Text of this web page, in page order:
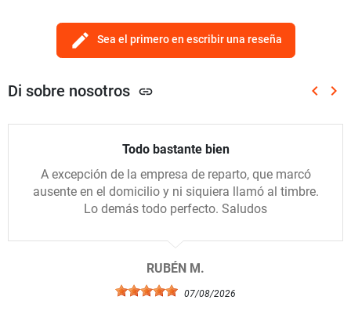
edit Sea el primero en escribir una reseña
Di sobre nosotros link keyboard_arrow_left keyboard_arrow_right
Todo bastante bien
A excepción de la empresa de reparto, que marcó
ausente en el domicilio y ni siquiera llamó al timbre.
Lo demás todo perfecto. Saludos
RUBÉN M.
07/08/2026